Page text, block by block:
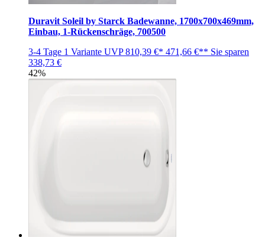
Duravit Soleil by Starck Badewanne, 1700x700x469mm,
Einbau, 1-Rückenschräge, 700500
3-4 Tage 1 Variante UVP810,39 €* 471,66 €** Sie sparen
338,73 €
42%